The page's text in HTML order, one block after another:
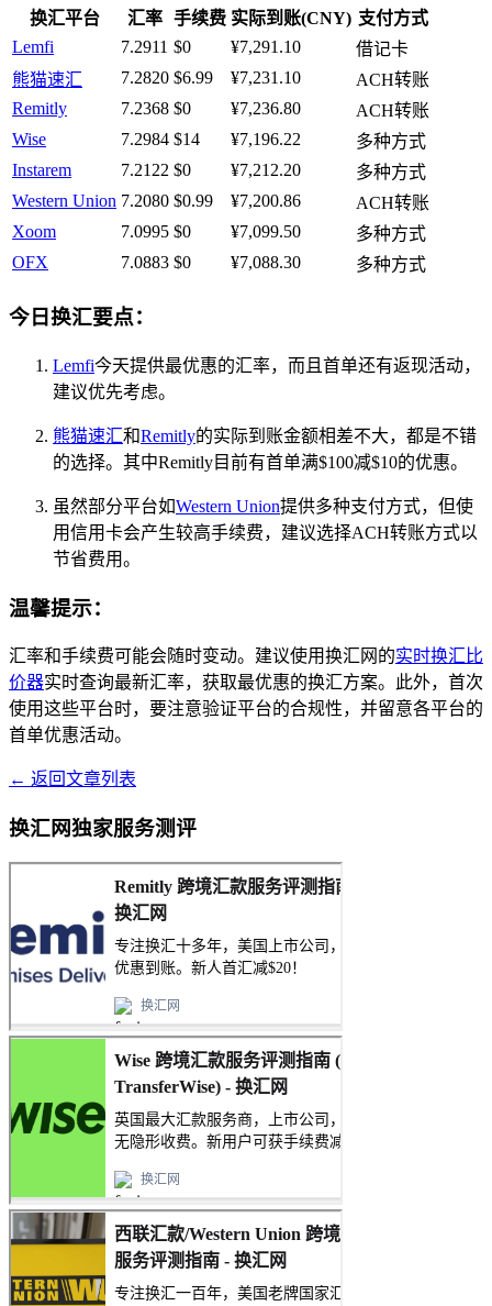
换汇平台 汇率 手续费 实际到账(CNY) 支付方式
Lemfi
7.2911 $0 ¥7,291.10
借记卡
熊猫速汇
7.2820 $6.99 ¥7,231.10
ACH转账
Remitly
7.2368 $0 ¥7,236.80
ACH转账
Wise
7.2984 $14 ¥7,196.22
多种方式
Instarem
7.2122 $0 ¥7,212.20
多种方式
Western Union 7.2080 $0.99 ¥7,200.86
ACH转账
Xoom
7.0995 $0 ¥7,099.50
多种方式
OFX
7.0883 $0 ¥7,088.30 多种方式
今日换汇要点：
Lemfi今天提供最优惠的汇率，而且首单还有返现活动，
建议优先考虑。
熊猫速汇和Remitly的实际到账金额相差不大，都是不错
的选择。其中Remitly目前有首单满$100减$10的优惠。
虽然部分平台如Western Union提供多种支付方式，但使
用信用卡会产生较高手续费，建议选择ACH转账方式以
节省费用。
温馨提示：
汇率和手续费可能会随时变动。建议使用换汇网的实时换汇比
价器实时查询最新汇率，获取最优惠的换汇方案。此外，首次
使用这些平台时，要注意验证平台的合规性，并留意各平台的
首单优惠活动。
← 返回文章列表
换汇网独家服务测评